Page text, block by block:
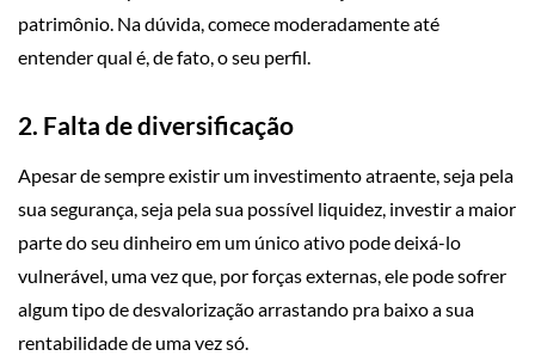
patrimônio. Na dúvida, comece moderadamente até
entender qual é, de fato, o seu perfil.
2. Falta de diversificação
Apesar de sempre existir um investimento atraente, seja pela
sua segurança, seja pela sua possível liquidez, investir a maior
parte do seu dinheiro em um único ativo pode deixá-lo
vulnerável, uma vez que, por forças externas, ele pode sofrer
algum tipo de desvalorização arrastando pra baixo a sua
rentabilidade de uma vez só.